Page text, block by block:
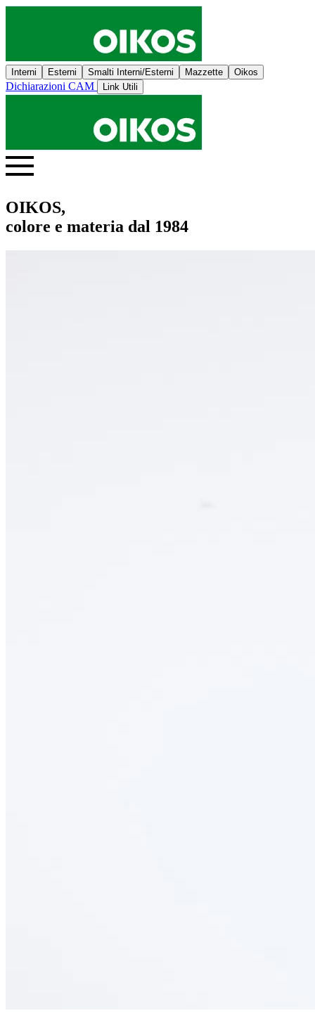
Interni Esterni Smalti Interni/Esterni Mazzette Oikos
Dichiarazioni CAM Link Utili
OIKOS,
colore e materia dal 1984